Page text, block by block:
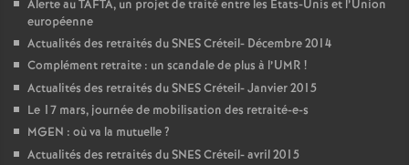
Alerte auTAFTA, un projet de traité entre les Etats-Unis et l’Union
européenne
Actualités des retraités duSNESCréteil- Décembre 2014
Complément retraite : un scandale de plus à l’UMR !
Actualités des retraités duSNESCréteil- Janvier 2015
Le 17 mars, journée de mobilisation des retraité-e-s
MGEN : où va la mutuelle?
Actualités des retraités duSNESCréteil- avril 2015